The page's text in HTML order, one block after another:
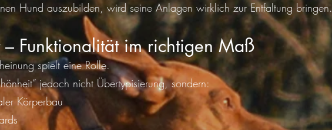
Hund auszubilden, wird seine Anlagen wirklich zur Entfaltung bringen.
Funktionalität im richtigen Maß
spielt eine Rolle.
jedoch nicht Übertypisierung, sondern:
Körperbau